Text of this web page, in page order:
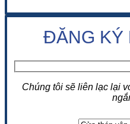
ĐĂNG KÝ
Chúng tôi sẽ liên lạc lại